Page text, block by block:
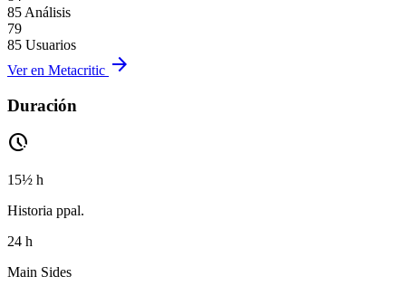
85 Análisis
79
85 Usuarios
Ver en Metacritic arrow_forward
Duración
pace
15½ h
Historia ppal.
24 h
Main Sides